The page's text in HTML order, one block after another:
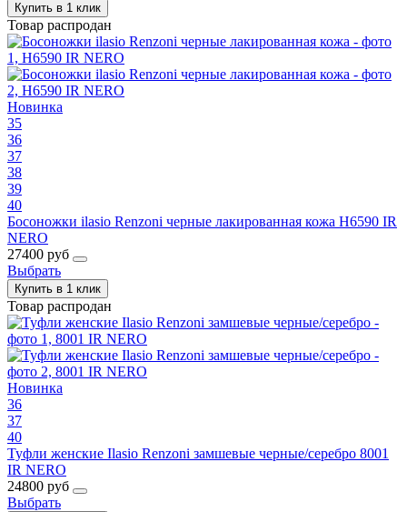
Купить в 1 клик
Товар распродан
Новинка
35
36
37
38
39
40
Босоножки ilasio Renzoni черные лакированная кожа H6590 IR
NERO
27400 руб
Выбрать
Купить в 1 клик
Товар распродан
Новинка
36
37
40
Туфли женские Ilasio Renzoni замшевые черные/серебро 8001
IR NERO
24800 руб
Выбрать